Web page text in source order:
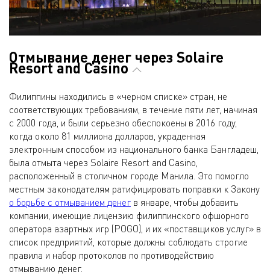
Отмывание денег через Solaire
Resort and Casino
Филиппины находились в «черном списке» стран, не
соответствующих требованиям, в течение пяти лет, начиная
с 2000 года, и были серьезно обеспокоены в 2016 году,
когда около 81 миллиона долларов, украденная
электронным способом из национального банка Бангладеш,
была отмыта через Solaire Resort and Casino,
расположенный в столичном городе Манила. Это помогло
местным законодателям ратифицировать поправки к Закону
о борьбе с отмыванием денег в январе, чтобы добавить
компании, имеющие лицензию филиппинского офшорного
оператора азартных игр (POGO), и их «поставщиков услуг» в
список предприятий, которые должны соблюдать строгие
правила и набор протоколов по противодействию
отмыванию денег.